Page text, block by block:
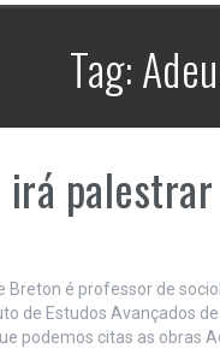
Tag:
Breton é professor de
de Estudos Avançados
podemos citas as obras